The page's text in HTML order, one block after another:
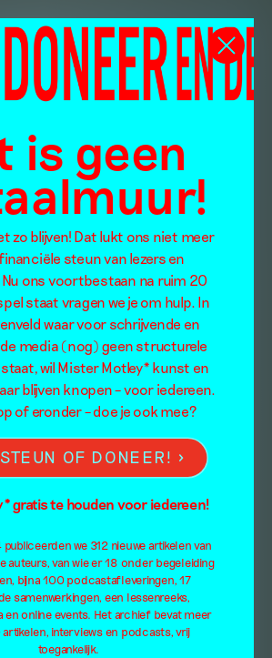
is geen
zo blijven! Dat lukt ons niet meer
steun van lezers en
ons voortbestaan na ruim 20
staat vragen we je om hulp. In
waar voor schrijvende en
media (nog) geen structurele
wil Mister Motley* kunst en
blijven knopen – voor iedereen.
of eronder – doe je ook mee?
OF DONEER!
gratis te houden voor iedereen!
we 312 nieuwe artikelen van
auteurs, van wie er 18 onder begeleiding
bijna 100 podcastafleveringen, 17
samenwerkingen, een lessenreeks,
en online events. Het archief bevat meer
interviews en podcasts, vrij
toegankelijk.